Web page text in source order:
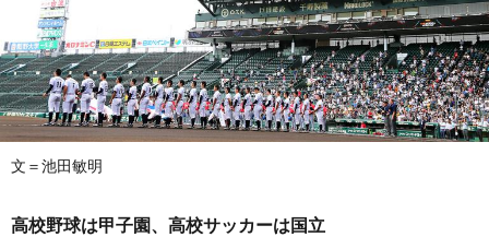
文＝池田敏明
高校野球は甲子園、高校サッカーは国立